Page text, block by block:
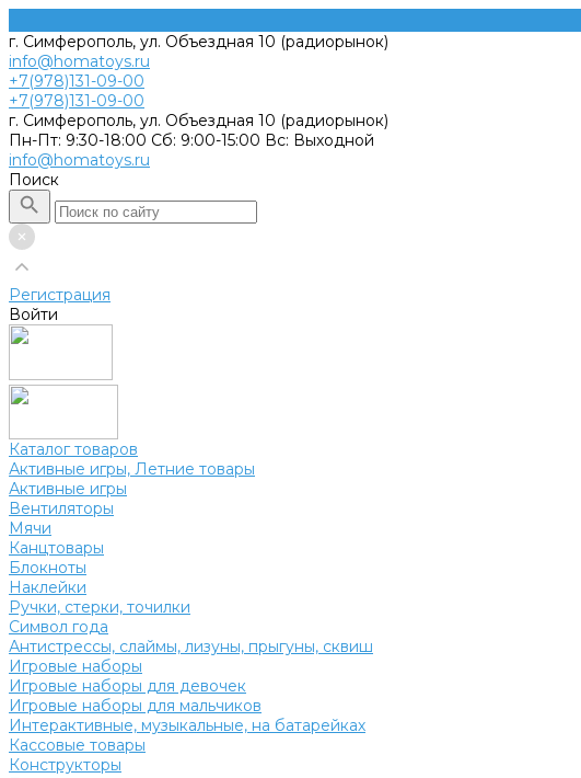
г. Симферополь, ул. Объездная 10 (радиорынок)
info@homatoys.ru
+7(978)131-09-00
+7(978)131-09-00
г. Симферополь, ул. Объездная 10 (радиорынок)
Пн-Пт: 9:30-18:00 Cб: 9:00-15:00 Вс: Выходной
info@homatoys.ru
Поиск
Регистрация
Войти
Каталог товаров
Активные игры, Летние товары
Активные игры
Вентиляторы
Мячи
Канцтовары
Блокноты
Наклейки
Ручки, стерки, точилки
Символ года
Антистрессы, слаймы, лизуны, прыгуны, сквиш
Игровые наборы
Игровые наборы для девочек
Игровые наборы для мальчиков
Интерактивные, музыкальные, на батарейках
Кассовые товары
Конструкторы